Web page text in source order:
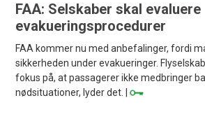
FAA: Selskaber skal evaluere
evakueringsprocedurer
FAA kommer nu med anbefalinger, fordi
sikkerheden under evakueringer.
fokus på, at passagerer ikke medbringer
nødsituationer, lyder det. |